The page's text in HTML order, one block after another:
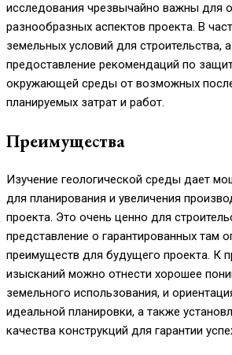
исследования чрезвычайно важны для
разнообразных аспектов проекта. В
земельных условий для строительства,
предоставление рекомендаций по
окружающей среды от возможных
планируемых затрат и работ.
Преимущества
Изучение геологической среды дает
для планирования и увеличения
проекта. Это очень ценно для
представление о гарантированных там
преимуществ для будущего проекта. К
изысканий можно отнести хорошее
земельного использования, и
идеальной планировки, а также
качества конструкций для гарантии